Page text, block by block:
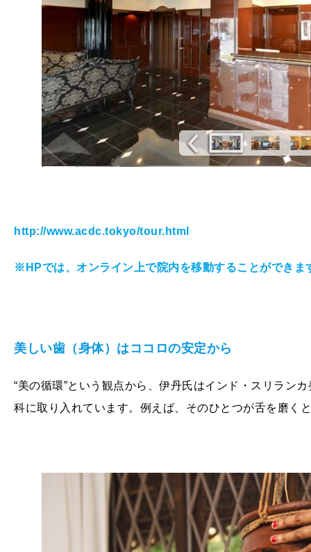
http://www.acdc.tokyo/tour.html
※HPでは、オンライン上で院内を移動することができま
美しい歯（身体）はココロの安定から
“美の循環”という観点から、伊丹氏はインド・スリラン
科に取り入れています。例えば、そのひとつが舌を磨く